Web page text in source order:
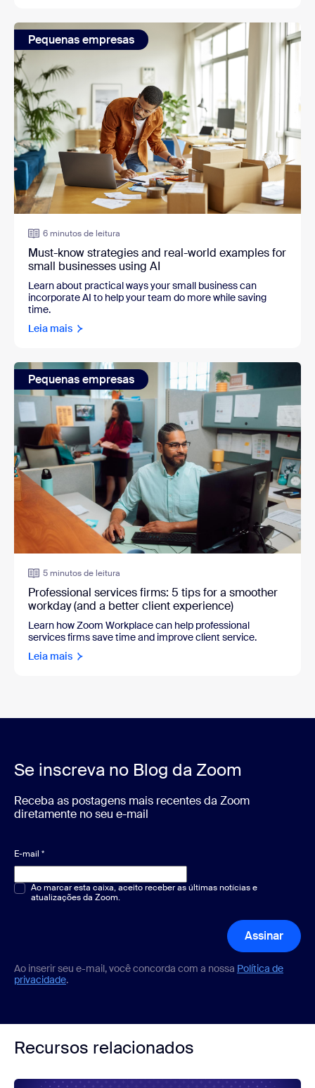
Pequenas empresas
6 minutos de leitura
Must-know strategies and real-world examples for
small businesses using AI
Learn about practical ways your small business can
incorporate AI to help your team do more while saving
time.
Leia mais
Pequenas empresas
5 minutos de leitura
Professional services firms: 5 tips for a smoother
workday (and a better client experience)
Learn how Zoom Workplace can help professional
services firms save time and improve client service.
Leia mais
Se inscreva no Blog da Zoom
Receba as postagens mais recentes da Zoom
diretamente no seu e-mail
E-mail *
Múltipla escolha ou resposta única*
Ao marcar esta caixa, aceito receber as últimas notícias e
atualizações da Zoom.
Assinar
Ao inserir seu e-mail, você concorda com a nossa Política de
privacidade.
Recursos relacionados